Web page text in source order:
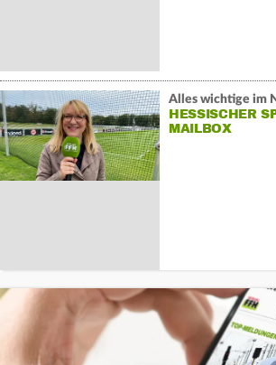
Alles wichtige im
HESSISCHER
MAILBOX